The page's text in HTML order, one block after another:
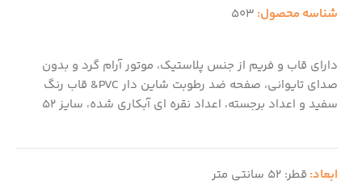
شناسه محصول: 503
دارای قاب و فریم از جنس پلاستیک، موتور آرام گرد و بدون
صدای تایوانی، صفحه ضد رطوبت شاین دار PVC& قاب رنگ
سفید و اعداد برجسته، اعداد نقره ای آبکاری شده، سایز 52
ابعاد: قطر: 52 سانتی متر